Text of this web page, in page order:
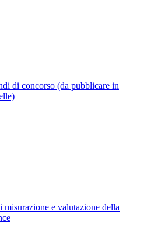
di concorso (da pubblicare in
misurazione e valutazione della